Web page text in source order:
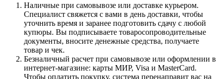
Наличные при самовывозе или доставке курьером.
Специалист свяжется с вами в день доставки, чтобы
уточнить время и заранее подготовить сдачу с любой
купюры. Вы подписываете товаросопроводительные
документы, вносите денежные средства, получаете
товар и чек.
Безналичный расчет при самовывозе или оформлении в
интернет-магазине: карты МИР, Visa и MasterCard.
Чтобы оплатить покупку, система перенаправит вас на